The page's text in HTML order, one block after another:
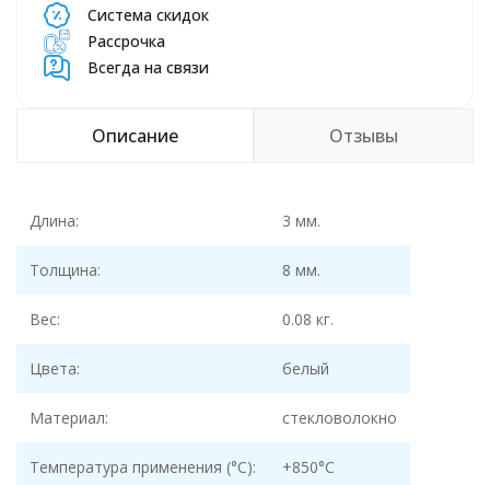
Система скидок
Рассрочка
Всегда на связи
Описание Отзывы
Длина: 3 мм.
Толщина: 8 мм.
Вес: 0.08 кг.
Цвета: белый
Материал: стекловолокно
Температура применения (°С): +850°С